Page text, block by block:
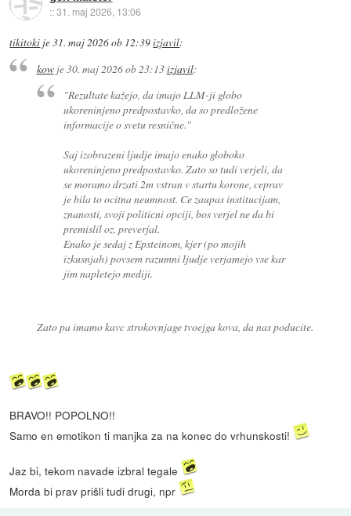
::31. maj 2026, 13:06
tikitoki je31. maj 2026 ob 12:39izjavil:
kowje30. maj 2026 ob 23:13izjavil:
"Rezultate kažejo, da imajo LLM-ji globo
ukoreninjeno predpostavko, da so predložene
informacije o svetu resnične."
Saj izobrazeni ljudje imajo enako globoko
ukoreninjeno predpostavko. Zato so tudi verjeli, da
se moramo drzati 2m vstran v startu korone, ceprav
je bila to ocitna neumnost. Ce zaupas institucijam,
znanosti, svoji politicni opciji, bos verjel ne da bi
premislil oz. preverjal.
Enako je sedaj z Epsteinom, kjer (po mojih
izkusnjah) povsem razumni ljudje verjamejo vse kar
jim napletejo mediji.
Zato pa imamo kavc strokovnjage tvoejga kova, da nas poducite.
BRAVO!! POPOLNO!!
Samo en emotikon ti manjka za na konec do vrhunskosti!
Jaz bi, tekom navade izbral tegale
Morda bi prav prišli tudi drugi, npr